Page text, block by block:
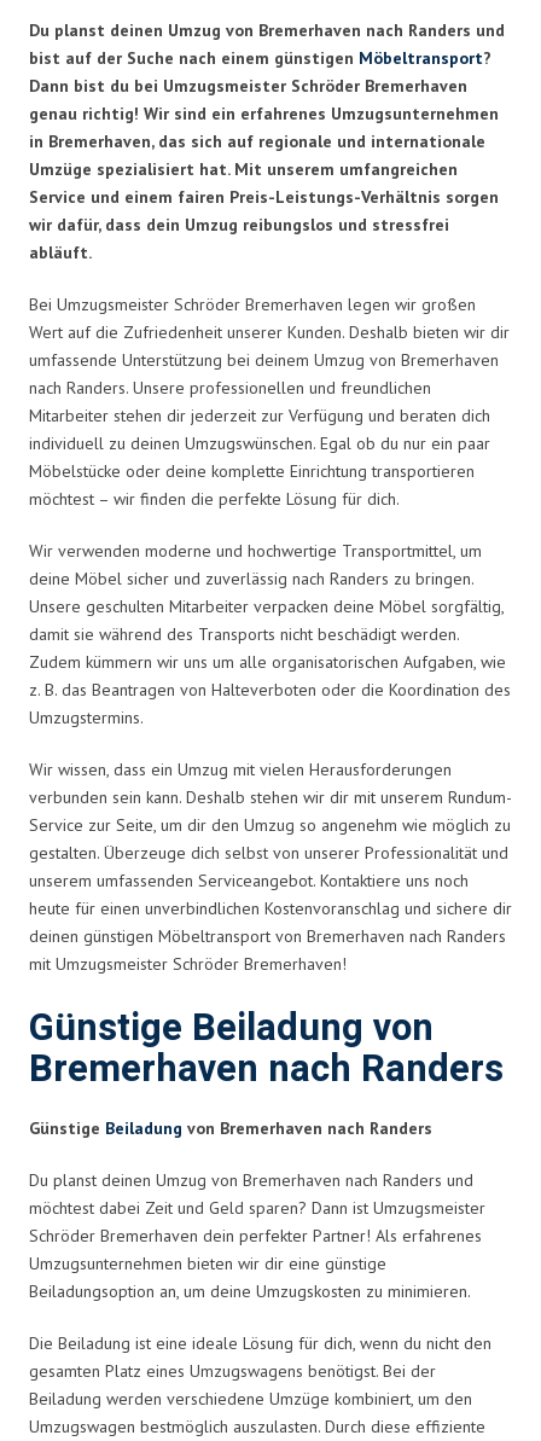
Du planst deinen Umzug von Bremerhaven nach Randers und
bist auf der Suche nach einem günstigen Möbeltransport?
Dann bist du bei Umzugsmeister Schröder Bremerhaven
genau richtig! Wir sind ein erfahrenes Umzugsunternehmen
in Bremerhaven, das sich auf regionale und internationale
Umzüge spezialisiert hat. Mit unserem umfangreichen
Service und einem fairen Preis-Leistungs-Verhältnis sorgen
wir dafür, dass dein Umzug reibungslos und stressfrei
abläuft.
Bei Umzugsmeister Schröder Bremerhaven legen wir großen
Wert auf die Zufriedenheit unserer Kunden. Deshalb bieten wir dir
umfassende Unterstützung bei deinem Umzug von Bremerhaven
nach Randers. Unsere professionellen und freundlichen
Mitarbeiter stehen dir jederzeit zur Verfügung und beraten dich
individuell zu deinen Umzugswünschen. Egal ob du nur ein paar
Möbelstücke oder deine komplette Einrichtung transportieren
möchtest – wir finden die perfekte Lösung für dich.
Wir verwenden moderne und hochwertige Transportmittel, um
deine Möbel sicher und zuverlässig nach Randers zu bringen.
Unsere geschulten Mitarbeiter verpacken deine Möbel sorgfältig,
damit sie während des Transports nicht beschädigt werden.
Zudem kümmern wir uns um alle organisatorischen Aufgaben, wie
z. B. das Beantragen von Halteverboten oder die Koordination des
Umzugstermins.
Wir wissen, dass ein Umzug mit vielen Herausforderungen
verbunden sein kann. Deshalb stehen wir dir mit unserem Rundum-
Service zur Seite, um dir den Umzug so angenehm wie möglich zu
gestalten. Überzeuge dich selbst von unserer Professionalität und
unserem umfassenden Serviceangebot. Kontaktiere uns noch
heute für einen unverbindlichen Kostenvoranschlag und sichere dir
deinen günstigen Möbeltransport von Bremerhaven nach Randers
mit Umzugsmeister Schröder Bremerhaven!
Günstige Beiladung von
Bremerhaven nach Randers
Günstige Beiladung von Bremerhaven nach Randers
Du planst deinen Umzug von Bremerhaven nach Randers und
möchtest dabei Zeit und Geld sparen? Dann ist Umzugsmeister
Schröder Bremerhaven dein perfekter Partner! Als erfahrenes
Umzugsunternehmen bieten wir dir eine günstige
Beiladungsoption an, um deine Umzugskosten zu minimieren.
Die Beiladung ist eine ideale Lösung für dich, wenn du nicht den
gesamten Platz eines Umzugswagens benötigst. Bei der
Beiladung werden verschiedene Umzüge kombiniert, um den
Umzugswagen bestmöglich auszulasten. Durch diese effiziente